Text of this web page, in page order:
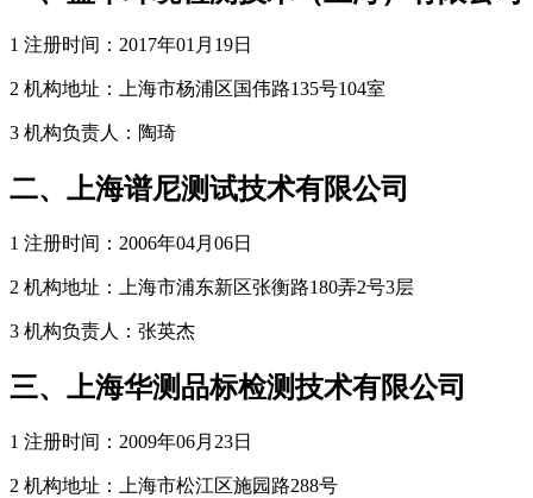
1 注册时间：2017年01月19日
2 机构地址：上海市杨浦区国伟路135号104室
3 机构负责人：陶琦
二、上海谱尼测试技术有限公司
1 注册时间：2006年04月06日
2 机构地址：上海市浦东新区张衡路180弄2号3层
3 机构负责人：张英杰
三、上海华测品标检测技术有限公司
1 注册时间：2009年06月23日
2 机构地址：上海市松江区施园路288号